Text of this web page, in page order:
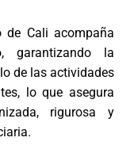
de Cali acompaña
garantizando la
de las actividades
lo que asegura
rigurosa y